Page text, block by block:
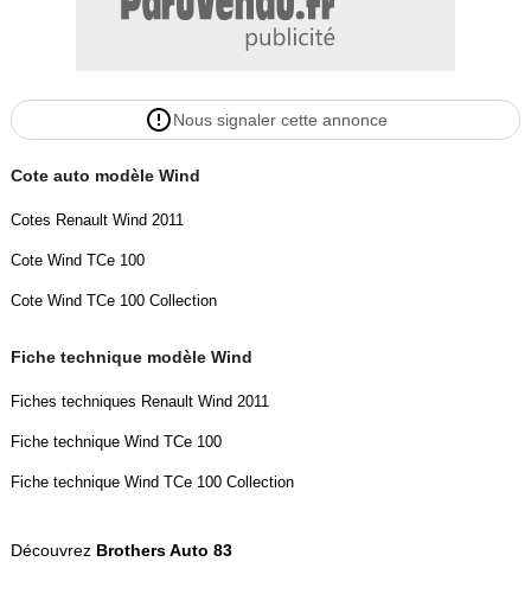
Nous signaler cette annonce
Cote auto modèle Wind
Cotes Renault Wind 2011
Cote Wind TCe 100
Cote Wind TCe 100 Collection
Fiche technique modèle Wind
Fiches techniques Renault Wind 2011
Fiche technique Wind TCe 100
Fiche technique Wind TCe 100 Collection
Découvrez Brothers Auto 83